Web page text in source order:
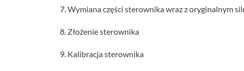
7. Wymiana części sterownika wraz z oryginalnym
8. Złożenie sterownika
9. Kalibracja sterownika